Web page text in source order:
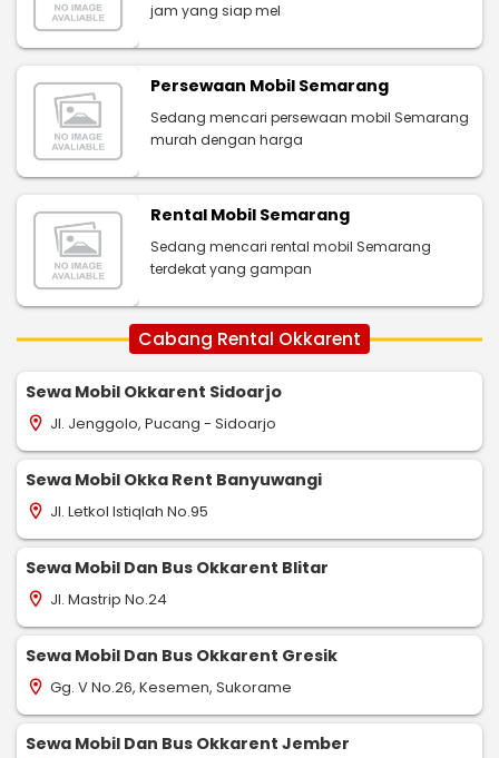
jam yang siap mel
Persewaan Mobil Semarang
Sedang mencari persewaan mobil Semarang
murah dengan harga
Rental Mobil Semarang
Sedang mencari rental mobil Semarang
terdekat yang gampan
Cabang Rental Okkarent
Sewa Mobil Okkarent Sidoarjo
location_on Jl. Jenggolo, Pucang - Sidoarjo
Sewa Mobil Okka Rent Banyuwangi
location_on Jl. Letkol Istiqlah No.95
Sewa Mobil Dan Bus Okkarent Blitar
location_on Jl. Mastrip No.24
Sewa Mobil Dan Bus Okkarent Gresik
location_on Gg. V No.26, Kesemen, Sukorame
Sewa Mobil Dan Bus Okkarent Jember